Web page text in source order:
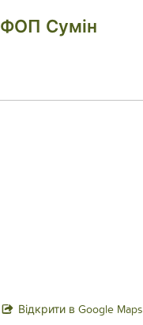
ФОП Сумін
Відкрити в Google Maps